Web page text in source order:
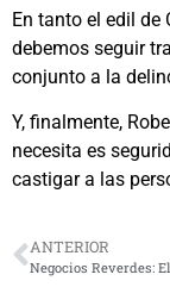
En tanto el edil de
debemos seguir
conjunto a la
Y, finalmente,
necesita es
castigar a las
ANTERIOR
Negocios Reverdes: